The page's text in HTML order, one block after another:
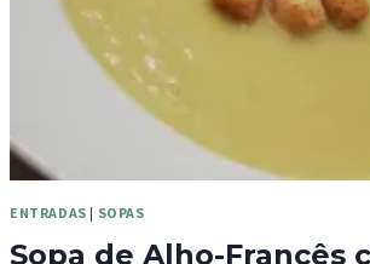
ENTRADAS | SOPAS
Sopa de Alho-Francês